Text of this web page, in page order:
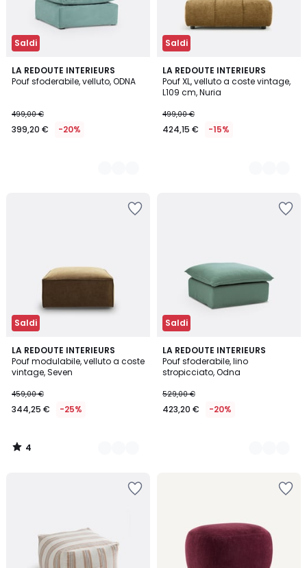
Saldi
LA REDOUTE INTERIEURS
Pouf sfoderabile, velluto, ODNA
499,00 €
399,20 € -20%
3
Colori
Saldi
LA REDOUTE INTERIEURS
Pouf XL, velluto a coste vintage,
L109 cm, Nuria
499,00 €
424,15 € -15%
4
Colori
Saldi
LA REDOUTE INTERIEURS
Pouf modulabile, velluto a coste
vintage, Seven
459,00 €
344,25 € -25%
4
/
5
4
Colori
4
/
Saldi
LA REDOUTE INTERIEURS
Pouf sfoderabile, lino
stropicciato, Odna
529,00 €
423,20 € -20%
8
Colori